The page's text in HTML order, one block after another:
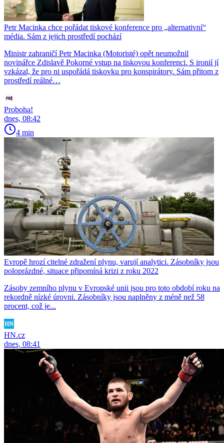
Petr Macinka chce pořádat tiskové konference pro „alternativní“
média. Sám z jejich prostředí pochází
Ministr zahraničí Petr Macinka (Motoristé) opět neumožnil
novinářce Zdislavě Pokorné vstup na tiskovou konferenci. S ironií jí
vzkázal, že pro ni uspořádá tiskovku pro konspirátory. Sám přitom z
prostředí reálné…
Proboha!
dnes, 08:42
4 min
Evropě hrozí citelné zdražení plynu, varují analytici. Zásobníky jsou
poloprázdné, situace připomíná krizi z roku 2022
Zásoby zemního plynu v Evropské unii jsou pro toto období roku na
rekordně nízké úrovni. Zásobníky jsou naplněny z méně než 58
procent, což je...
HN.cz
dnes, 08:41